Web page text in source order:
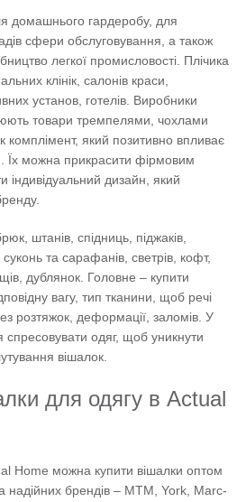
домашнього гардеробу, для
сфери обслуговування, а також
легкої промисловості. Плічика
клінік, салонів краси,
установ, готелів. Виробники
товари тремпелями, чохлами
комплімент, який позитивно впливає
Їх можна прикрасити фірмовим
індивідуальний дизайн, який
штанів, спідниць, піджаків,
та сарафанів, светрів, кофт,
дублянок. Головне – купити
вагу, тип тканини, щоб речі
розтяжок, деформації, заломів. У
одяг, щоб уникнути
вішалок.
для одягу в Actual
Home можна купити вішалки оптом
надійних брендів – МТМ, York, Marc-